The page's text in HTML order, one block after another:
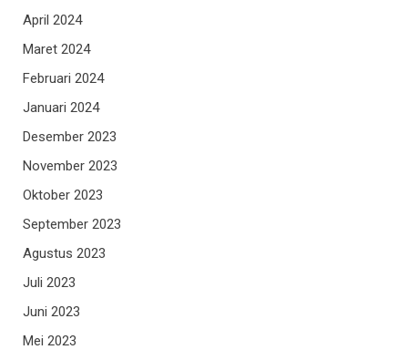
April 2024
Maret 2024
Februari 2024
Januari 2024
Desember 2023
November 2023
Oktober 2023
September 2023
Agustus 2023
Juli 2023
Juni 2023
Mei 2023